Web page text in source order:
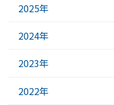
2025年
2024年
2023年
2022年